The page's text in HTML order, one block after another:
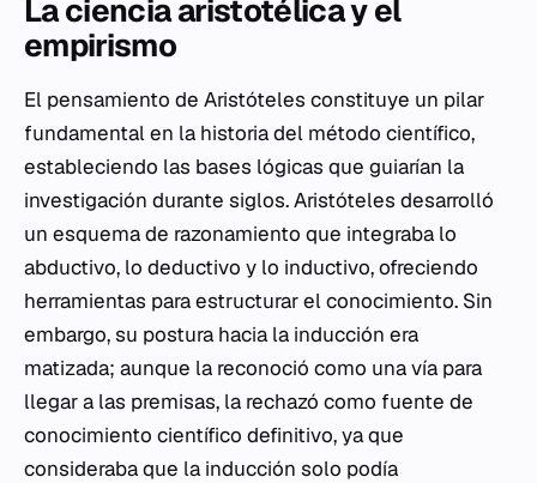
La ciencia aristotélica y el
empirismo
El pensamiento de Aristóteles constituye un pilar
fundamental en la historia del método científico,
estableciendo las bases lógicas que guiarían la
investigación durante siglos. Aristóteles desarrolló
un esquema de razonamiento que integraba lo
abductivo, lo deductivo y lo inductivo, ofreciendo
herramientas para estructurar el conocimiento. Sin
embargo, su postura hacia la inducción era
matizada; aunque la reconoció como una vía para
llegar a las premisas, la rechazó como fuente de
conocimiento científico definitivo, ya que
consideraba que la inducción solo podía